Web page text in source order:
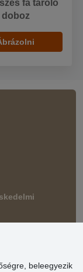
fa tároló
doboz
beleegyezik